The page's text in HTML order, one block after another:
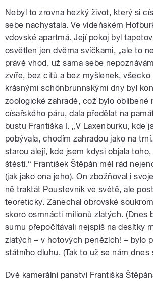
Nebyl to zrovna hezký život, který si
sebe nachystala. Ve vídeňském
vdovské apartmá. Její pokoj byl
osvětlen jen dvěma svíčkami, „ale to
právě vhod. už sama sebe
zvíře, bez citů a bez myšlenek, všecko
krásnými schönbrunnskými dny byl
zoologické zahradě, což bylo oblíbené
císařského páru, dala předělat na
bustu Františka I. „V Laxenburku, kde
pobývala, chodím zahradou jako na
starou alejí, kde jsem kdysi objala
štěstí.“ František Štěpán měl rád
(jak jako ona jeho). On zbožňoval i
ně traktát Poustevník ve světě, ale
teoreticky. Zanechal obrovské
skoro osmnácti milionů zlatých. (Dnes
sumu přepočítávali nejspíš na desítky
zlatých – v hotových penězích! – bylo
státního dluhu. (Tak to už se nám dnes
Dvě kamerální panství Františka